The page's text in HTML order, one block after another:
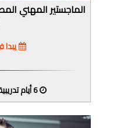
الماجستير المهني
يبدا في